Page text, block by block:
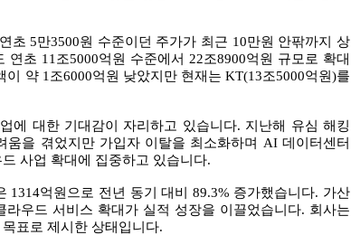
초 5만3500원 수준이던 주가가 최근 10만원 안팎까지 상
초 11조5000억원 수준에서 22조8900억원 규모로 확대
약 1조6000억원 낮았지만 현재는 KT(13조5000억원)를
에 대한 기대감이 자리하고 있습니다. 지난해 유심 해킹
을 겪었지만 가입자 이탈을 최소화하며 AI 데이터센터
사업 확대에 집중하고 있습니다.
1314억원으로 전년 동기 대비 89.3% 증가했습니다. 가산
우드 서비스 확대가 실적 성장을 이끌었습니다. 회사는
표로 제시한 상태입니다.